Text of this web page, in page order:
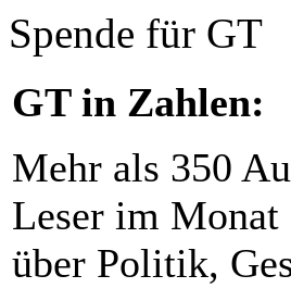
Spende für GT
GT in Zahlen:
Mehr als 350
Leser im
über Politik,